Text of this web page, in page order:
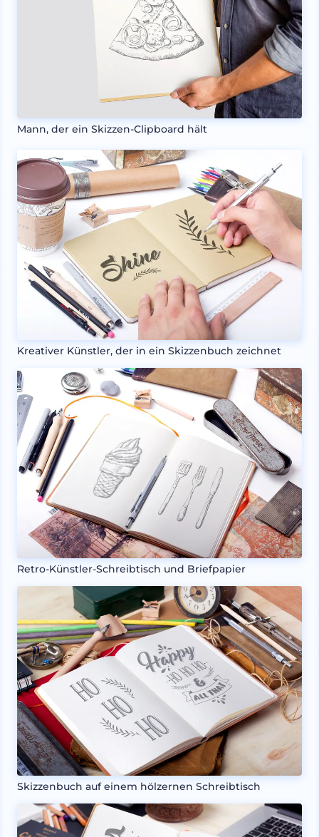
Mann, der ein Skizzen-Clipboard hält
Kreativer Künstler, der in ein Skizzenbuch zeichnet
Retro-Künstler-Schreibtisch und Briefpapier
Skizzenbuch auf einem hölzernen Schreibtisch